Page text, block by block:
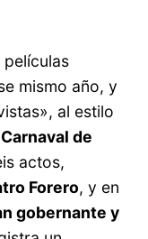
mismo año, y
al estilo
Carnaval de
actos,
Forero, y en
gobernante y